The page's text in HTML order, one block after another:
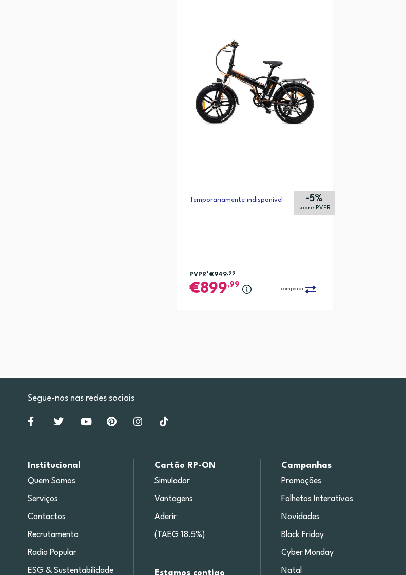
Temporariamente indisponível -5%
sobre PVPR
PVPR*€949,99
899,99
comparar
Segue-nos nas redes sociais
Institucional
Quem Somos
Serviços
Contactos
Recrutamento
Radio Popular
ESG & Sustentabilidade
Cartão RP-ON
Simulador
Vantagens
Aderir
(TAEG 18.5%)
Campanhas
Promoções
Folhetos Interativos
Novidades
Black Friday
Cyber Monday
Natal